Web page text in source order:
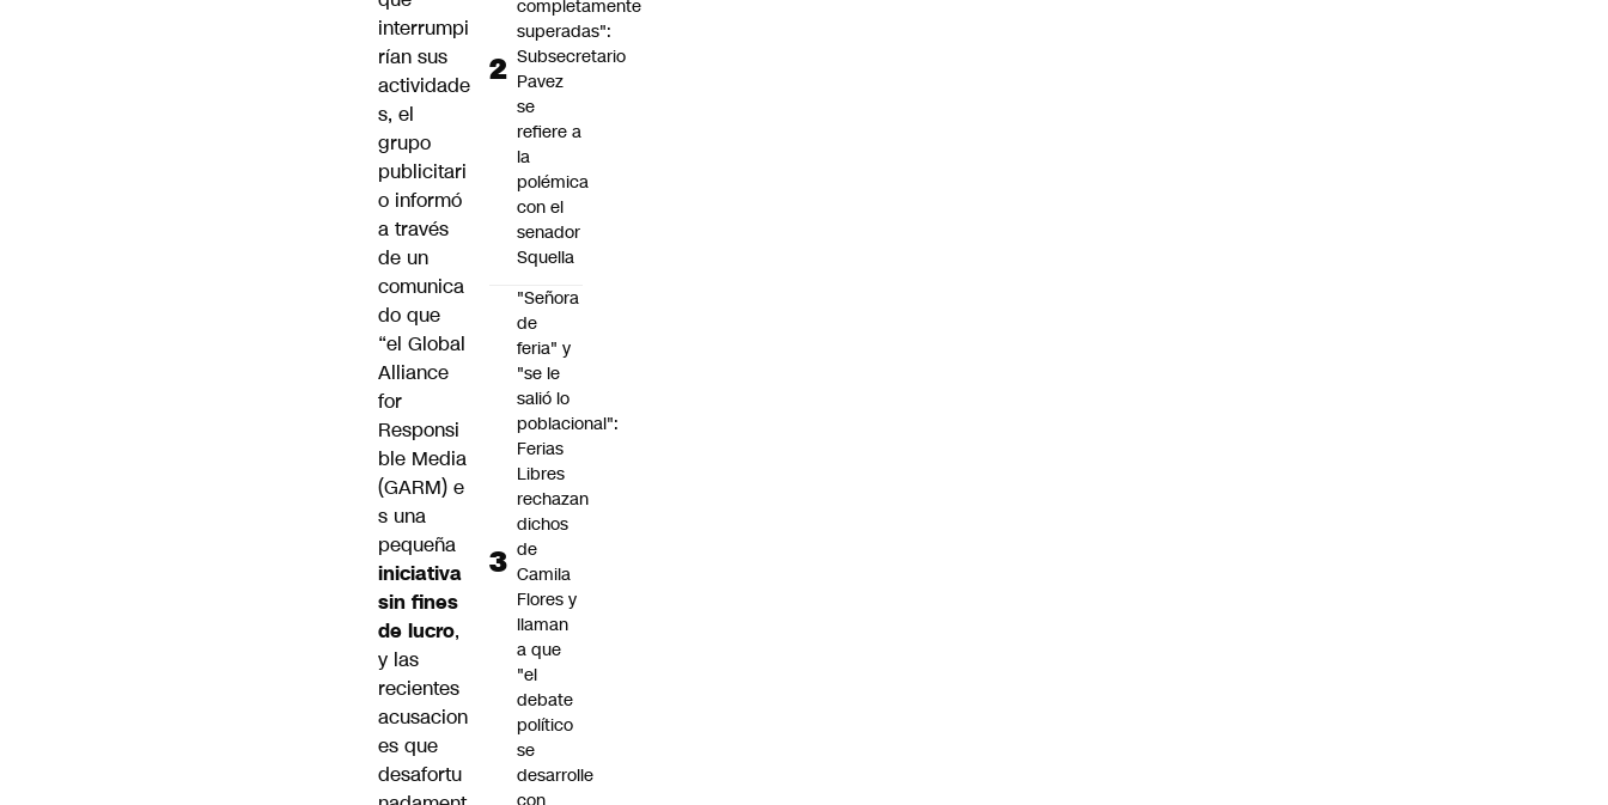
interrumpi
rían sus
actividade
s, el
grupo
publicitari
o informó
a través
de un
comunica
do que
“el Global
Alliance
for
Responsi
ble Media
(GARM) e
s una
pequeña
iniciativa
sin fines
de lucro,
y las
recientes
acusacion
es que
desafortu
completamente
superadas":
Subsecretario
Pavez
se
refiere a
la
polémica
con el
senador
Squella
"Señora
de
feria" y
"se le
salió lo
poblacional":
Ferias
Libres
rechazan
dichos
de
Camila
Flores y
llaman
a que
"el
debate
político
se
desarrolle